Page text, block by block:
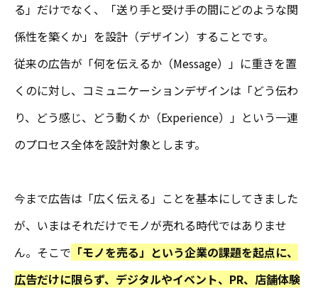
る」だけでなく、「送り手と受け手の間にどのような関
係性を築くか」を設計（デザイン）することです。
従来の広告が「何を伝えるか（Message）」に重きを置
くのに対し、コミュニケーションデザインは「どう伝わ
り、どう感じ、どう動くか（Experience）」という一連
のプロセス全体を設計対象とします。
今まで広告は「広く伝える」ことを基本にしてきました
が、いまはそれだけでモノが売れる時代ではありませ
ん。そこで 「モノを売る」という企業の課題を起点に、
広告だけに限らず、デジタルやイベント、PR、店舗体験